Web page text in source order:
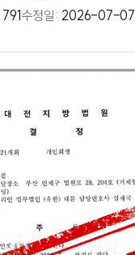
791수정일: 2026-07-07